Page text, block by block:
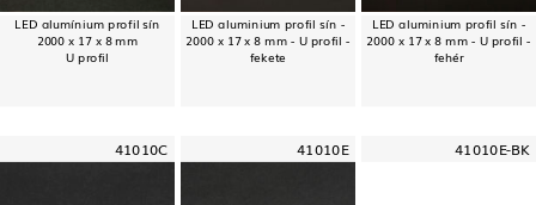
LED alumínium profil sín
2000 x 17 x 8 mm
U profil
LED aluminium profil sín -
2000 x 17 x 8 mm - U profil -
fekete
LED aluminium profil sín -
2000 x 17 x 8 mm - U profil -
fehér
41010C 41010E 41010E-BK